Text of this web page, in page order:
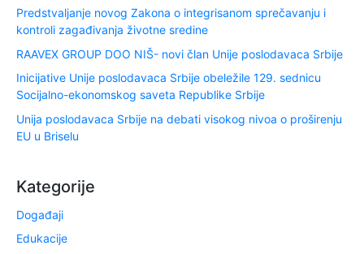
Predstvaljanje novog Zakona o integrisanom sprečavanju i
kontroli zagađivanja životne sredine
RAAVEX GROUP DOO NIŠ- novi član Unije poslodavaca Srbije
Inicijative Unije poslodavaca Srbije obeležile 129. sednicu
Socijalno-ekonomskog saveta Republike Srbije
Unija poslodavaca Srbije na debati visokog nivoa o proširenju
EU u Briselu
Kategorije
Događaji
Edukacije